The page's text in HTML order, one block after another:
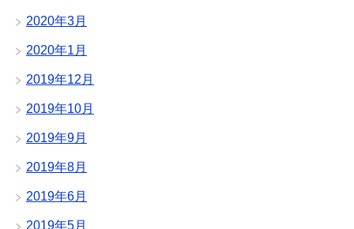
2020年3月
2020年1月
2019年12月
2019年10月
2019年9月
2019年8月
2019年6月
2019年5月